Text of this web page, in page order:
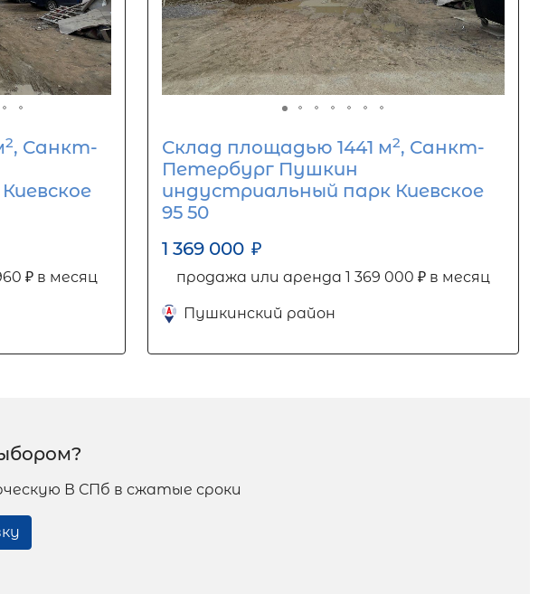
2, Санкт-
₽ в месяц
Склад площадью 1441 м2, Санкт-
Петербург Пушкин
индустриальный парк Киевское
95 50
1 369 000 ₽
продажа или аренда 1 369 000 ₽ в месяц
Пушкинский район
В СПб в сжатые сроки